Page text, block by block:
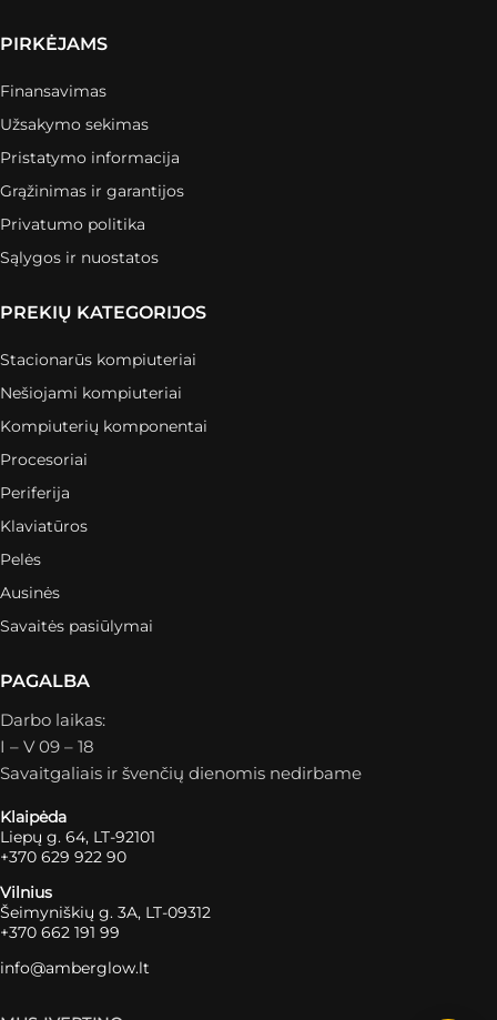
PIRKĖJAMS
Finansavimas
Užsakymo sekimas
Pristatymo informacija
Grąžinimas ir garantijos
Privatumo politika
Sąlygos ir nuostatos
PREKIŲ KATEGORIJOS
Stacionarūs kompiuteriai
Nešiojami kompiuteriai
Kompiuterių komponentai
Procesoriai
Periferija
Klaviatūros
Pelės
Ausinės
Savaitės pasiūlymai
PAGALBA
Darbo laikas:
I – V 09 – 18
Savaitgaliais ir švenčių dienomis nedirbame
Klaipėda
Liepų g. 64, LT-92101
+370 629 922 90
Vilnius
Šeimyniškių g. 3A, LT-09312
+370 662 191 99
info@amberglow.lt